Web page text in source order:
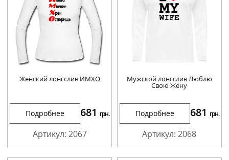
Женский лонгслив ИМХО
Подробнее 681 грн.
Артикул: 2067
Мужской лонгслив Люблю
Свою Жену
Подробнее 681 грн.
Артикул: 2068